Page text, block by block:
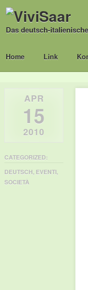
Das deutsch-
Main menu
Skip
Home Link
APR
15
2010
CATEGORIZED:
DEUTSCH, EVENTI,
SOCIETÀ